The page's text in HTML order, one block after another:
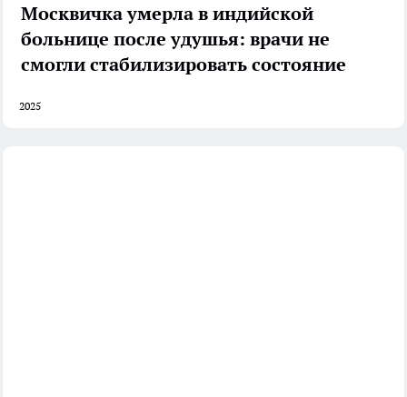
Москвичка умерла в индийской
больнице после удушья: врачи не
смогли стабилизировать состояние
2025